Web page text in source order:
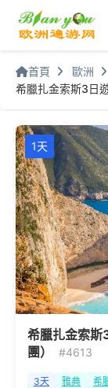
首頁 歐洲
希臘扎金索斯3日
1天
希臘扎金索斯
團）
#4613
3天 雅典 希